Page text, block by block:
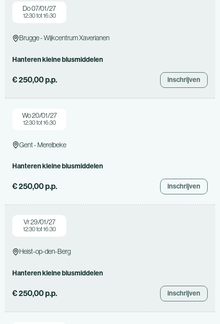
Do 07/01/27
12:30 tot 16:30
Brugge - Wijkcentrum Xaverianen
Hanteren kleine blusmiddelen
€ 250,00 p.p. inschrijven
Wo 20/01/27
12:30 tot 16:30
Gent - Merelbeke
Hanteren kleine blusmiddelen
€ 250,00 p.p. inschrijven
Vr 29/01/27
12:30 tot 16:30
Heist-op-den-Berg
Hanteren kleine blusmiddelen
€ 250,00 p.p. inschrijven